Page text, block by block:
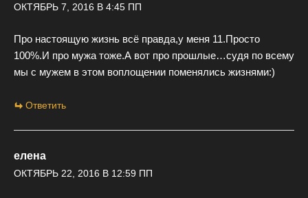
ОКТЯБРЬ 7, 2016 В 4:45 ПП
Про настоящую жизнь всё правда,у меня 11.Просто
100%.И про мужа тоже.А вот про прошлые…судя по всему
мы с мужем в этом воплощении поменялись жизнями:)
Ответить
елена
ОКТЯБРЬ 22, 2016 В 12:59 ПП